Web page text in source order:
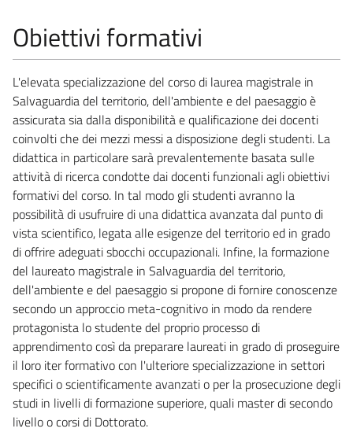
Obiettivi formativi
L'elevata specializzazione del corso di laurea magistrale in
Salvaguardia del territorio, dell'ambiente e del paesaggio è
assicurata sia dalla disponibilità e qualificazione dei docenti
coinvolti che dei mezzi messi a disposizione degli studenti. La
didattica in particolare sarà prevalentemente basata sulle
attività di ricerca condotte dai docenti funzionali agli obiettivi
formativi del corso. In tal modo gli studenti avranno la
possibilità di usufruire di una didattica avanzata dal punto di
vista scientifico, legata alle esigenze del territorio ed in grado
di offrire adeguati sbocchi occupazionali. Infine, la formazione
del laureato magistrale in Salvaguardia del territorio,
dell'ambiente e del paesaggio si propone di fornire conoscenze
secondo un approccio meta-cognitivo in modo da rendere
protagonista lo studente del proprio processo di
apprendimento così da preparare laureati in grado di proseguire
il loro iter formativo con l'ulteriore specializzazione in settori
specifici o scientificamente avanzati o per la prosecuzione degli
studi in livelli di formazione superiore, quali master di secondo
livello o corsi di Dottorato.